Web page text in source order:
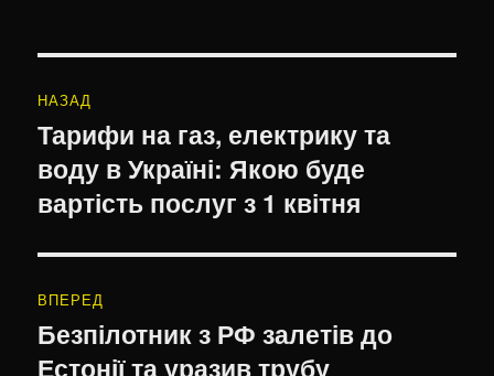
записів
НАЗАД
Попередній
запис:
Тарифи на газ, електрику та
воду в Україні: Якою буде
вартість послуг з 1 квітня
ВПЕРЕД
Наступний
запис:
Безпілотник з РФ залетів до
Естонії та уразив трубу